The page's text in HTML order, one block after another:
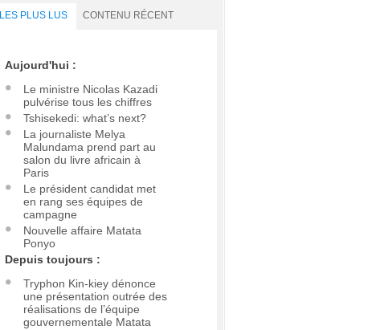
LES PLUS LUS CONTENU RÉCENT
Aujourd'hui :
Le ministre Nicolas Kazadi
pulvérise tous les chiffres
Tshisekedi: what’s next?
La journaliste Melya
Malundama prend part au
salon du livre africain à
Paris
Le président candidat met
en rang ses équipes de
campagne
Nouvelle affaire Matata
Ponyo
Depuis toujours :
Tryphon Kin-kiey dénonce
une présentation outrée des
réalisations de l’équipe
gouvernementale Matata